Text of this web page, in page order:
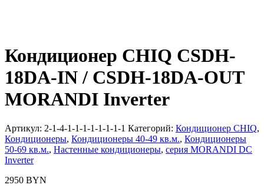
Кондиционер CHIQ CSDH-
18DA-IN / CSDH-18DA-OUT
MORANDI Inverter
Артикул: 2-1-4-1-1-1-1-1-1-1-1 Категорий: Кондиционер CHIQ,
Кондиционеры, Кондиционеры 40-49 кв.м., Кондиционеры
50-69 кв.м., Настенные кондиционеры, серия MORANDI DC
Inverter
2950 BYN